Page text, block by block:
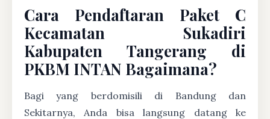
Cara Pendaftaran Paket C
Kecamatan Sukadiri
Kabupaten Tangerang di
PKBM INTAN Bagaimana?
Bagi yang berdomisili di Bandung dan
Sekitarnya, Anda bisa langsung datang ke